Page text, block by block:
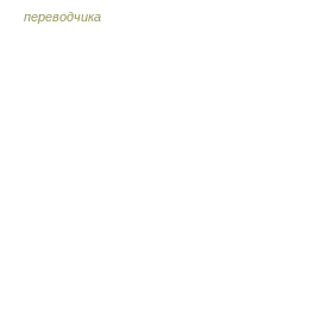
переводчика